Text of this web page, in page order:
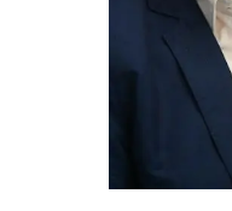
CATANZAROCHANNEL.IT
LACAPITALENEWS.IT